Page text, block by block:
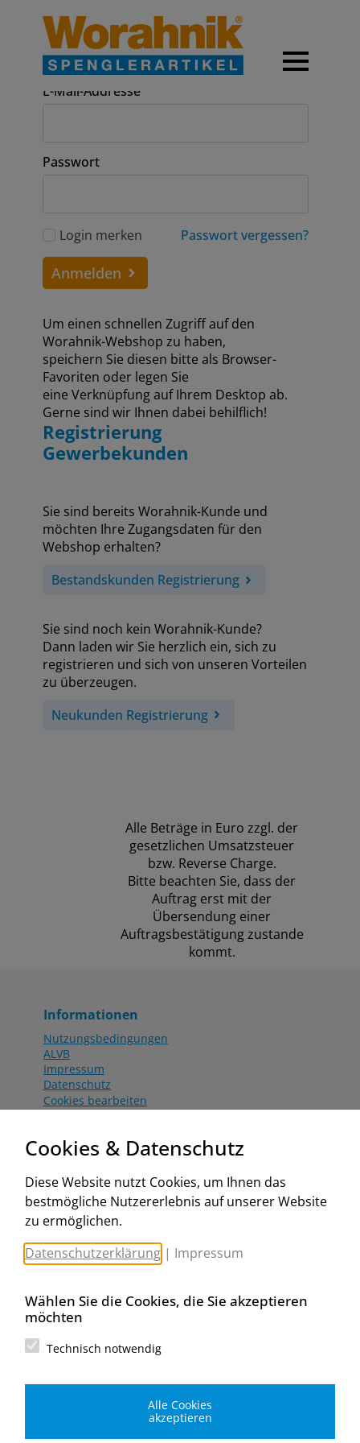
Anmeldung
E-Mail-Addresse
Passwort
Login merken Passwort vergessen?
Anmelden
Um einen schnellen Zugriff auf den
Worahnik-Webshop zu haben,
speichern Sie diesen bitte als Browser-
Favoriten oder legen Sie
eine Verknüpfung auf Ihrem Desktop ab.
Gerne sind wir Ihnen dabei behilflich!
Registrierung
Gewerbekunden
Sie sind bereits Worahnik-Kunde und
möchten Ihre Zugangsdaten für den
Webshop erhalten?
Bestandskunden Registrierung
Sie sind noch kein Worahnik-Kunde?
Dann laden wir Sie herzlich ein, sich zu
registrieren und sich von unseren Vorteilen
zu überzeugen.
Neukunden Registrierung
Alle Beträge in Euro zzgl. der
gesetzlichen Umsatzsteuer
bzw. Reverse Charge.
Bitte beachten Sie, dass der
Auftrag erst mit der
Übersendung einer
Auftragsbestätigung zustande
kommt.
Informationen
Nutzungsbedingungen
ALVB
Impressum
Datenschutz
Cookies bearbeiten
Aktionsbedingungen
www.worahnik.at
Zentrale Köttlach
Michael Worahnik GmbH
Spenglerartikel
Industriestraße 90, Köttlach
Filiale Wien
Spenglerartikel
Cookies & Datenschutz
Diese Website nutzt Cookies, um Ihnen das
bestmögliche Nutzererlebnis auf unserer Website
zu ermöglichen.
Datenschutzerklärung | Impressum
Wählen Sie die Cookies, die Sie akzeptieren
möchten
Technisch notwendig
Alle Cookies
akzeptieren